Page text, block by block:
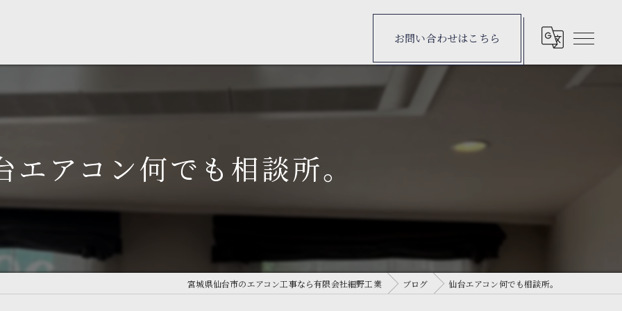
お問い合わせはこちら
エアコン何でも相談所。
宮城県仙台市のエアコン工事なら有限会社細野工業 ブログ 仙台エアコン何でも相談所。